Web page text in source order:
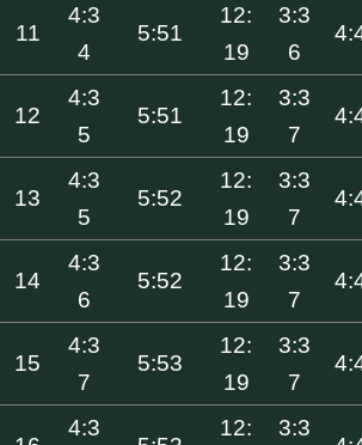
11
4:3
4
5:51
12:
19
3:3
6
12
4:3
5
5:51
12:
19
3:3
7
13
4:3
5
5:52
12:
19
3:3
7
14
4:3
6
5:52
12:
19
3:3
7
15
4:3
7
5:53
12:
19
3:3
7
4:3 12: 3:3